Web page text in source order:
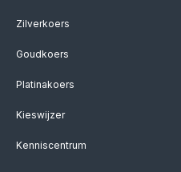
Zilverkoers
Goudkoers
Platinakoers
Kieswijzer
Kenniscentrum